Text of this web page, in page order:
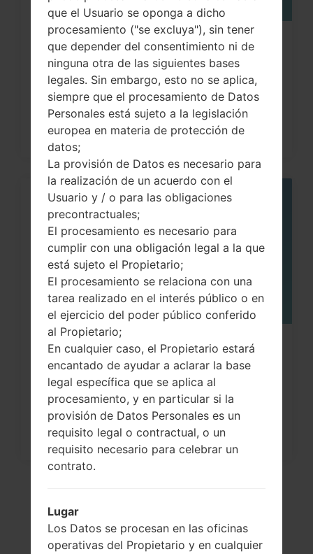
¿Cómo restablecer datos de fábrica
a través del código...
¿Cómo restablecer datos de fábrica
a través del menú...
que el Usuario se oponga a dicho
procesamiento ("se excluya"), sin tener
que depender del consentimiento ni de
ninguna otra de las siguientes bases
legales. Sin embargo, esto no se aplica,
siempre que el procesamiento de Datos
Personales está sujeto a la legislación
europea en materia de protección de
datos;
La provisión de Datos es necesario para
la realización de un acuerdo con el
Usuario y / o para las obligaciones
precontractuales;
El procesamiento es necesario para
cumplir con una obligación legal a la que
está sujeto el Propietario;
El procesamiento se relaciona con una
tarea realizado en el interés público o en
el ejercicio del poder público conferido
al Propietario;
En cualquier caso, el Propietario estará
encantado de ayudar a aclarar la base
legal específica que se aplica al
procesamiento, y en particular si la
provisión de Datos Personales es un
requisito legal o contractual, o un
requisito necesario para celebrar un
contrato.
Lugar
Los Datos se procesan en las oficinas
operativas del Propietario y en cualquier